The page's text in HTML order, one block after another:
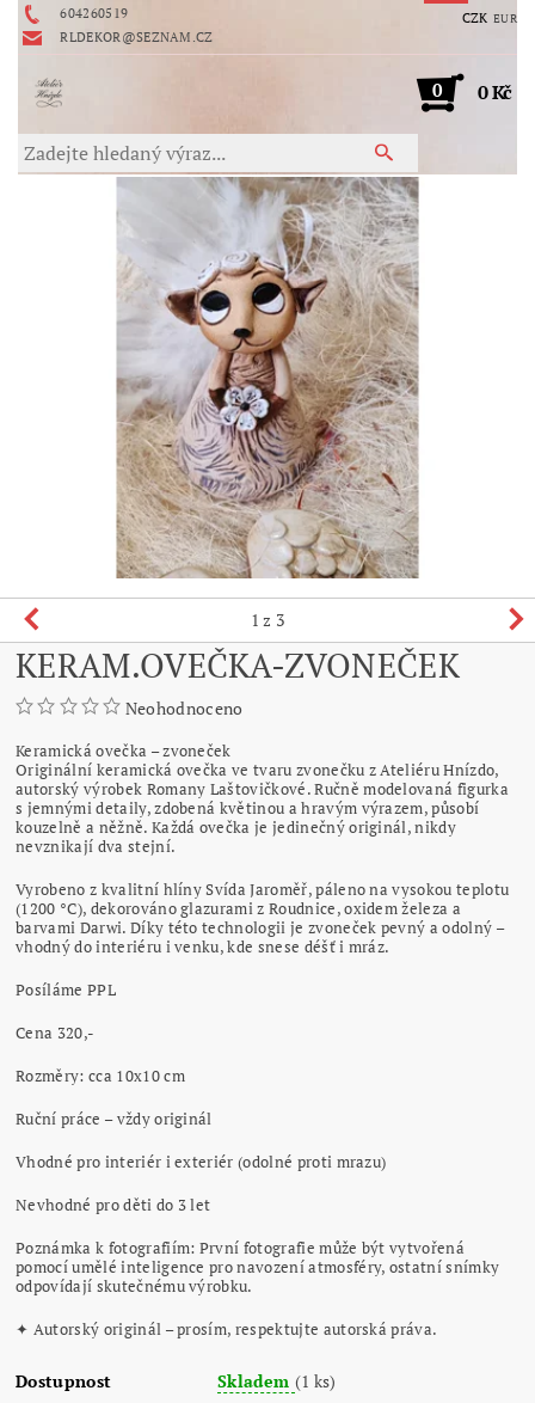
604260519
RLDEKOR@SEZNAM.CZ
CZK EUR
0 0 Kč
1 z 3
KERAM.OVEČKA-ZVONEČEK
Neohodnoceno
Keramická ovečka – zvoneček
Originální keramická ovečka ve tvaru zvonečku z Ateliéru Hnízdo,
autorský výrobek Romany Laštovičkové. Ručně modelovaná figurka
s jemnými detaily, zdobená květinou a hravým výrazem, působí
kouzelně a něžně. Každá ovečka je jedinečný originál, nikdy
nevznikají dva stejní.
Vyrobeno z kvalitní hlíny Svída Jaroměř, páleno na vysokou teplotu
(1200 °C), dekorováno glazurami z Roudnice, oxidem železa a
barvami Darwi. Díky této technologii je zvoneček pevný a odolný –
vhodný do interiéru i venku, kde snese déšť i mráz.
Posíláme PPL
Cena 320,-
Rozměry: cca 10x10 cm
Ruční práce – vždy originál
Vhodné pro interiér i exteriér (odolné proti mrazu)
Nevhodné pro děti do 3 let
Poznámka k fotografiím: První fotografie může být vytvořená
pomocí umělé inteligence pro navození atmosféry, ostatní snímky
odpovídají skutečnému výrobku.
✦ Autorský originál – prosím, respektujte autorská práva.
Dostupnost Skladem (1 ks)